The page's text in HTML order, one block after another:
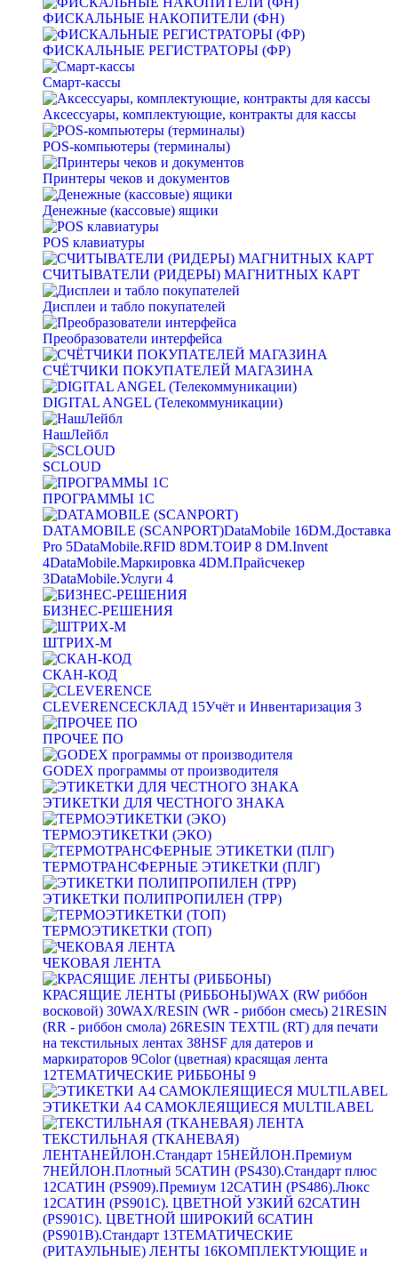
ФИСКАЛЬНЫЕ НАКОПИТЕЛИ (ФН)
ФИСКАЛЬНЫЕ РЕГИСТРАТОРЫ (ФР)
Смарт-кассы
Аксессуары, комплектующие, контракты для кассы
POS-компьютеры (терминалы)
Принтеры чеков и документов
Денежные (кассовые) ящики
POS клавиатуры
СЧИТЫВАТЕЛИ (РИДЕРЫ) МАГНИТНЫХ КАРТ
Дисплеи и табло покупателей
Преобразователи интерфейса
СЧЁТЧИКИ ПОКУПАТЕЛЕЙ МАГАЗИНА
DIGITAL ANGEL (Телекоммуникации)
НашЛейбл
SCLOUD
ПРОГРАММЫ 1С
DATAMOBILE (SCANPORT)DataMobile 16DM.Доставка
Pro 5DataMobile.RFID 8DM.ТОИР 8 DM.Invent
4DataMobile.Маркировка 4DM.Прайсчекер
3DataMobile.Услуги 4
БИЗНЕС-РЕШЕНИЯ
ШТРИХ-М
СКАН-КОД
CLEVERENCEСКЛАД 15Учёт и Инвентаризация 3
ПРОЧЕЕ ПО
GODEX программы от производителя
ЭТИКЕТКИ ДЛЯ ЧЕСТНОГО ЗНАКА
ТЕРМОЭТИКЕТКИ (ЭКО)
ТЕРМОТРАНСФЕРНЫЕ ЭТИКЕТКИ (ПЛГ)
ЭТИКЕТКИ ПОЛИПРОПИЛЕН (TPP)
ТЕРМОЭТИКЕТКИ (ТОП)
ЧЕКОВАЯ ЛЕНТА
КРАСЯЩИЕ ЛЕНТЫ (РИББОНЫ)WAX (RW риббон
восковой) 30WAX/RESIN (WR - риббон смесь) 21RESIN
(RR - риббон смола) 26RESIN TEXTIL (RT) для печати
на текстильных лентах 38HSF для датеров и
маркираторов 9Color (цветная) красящая лента
12ТЕМАТИЧЕСКИЕ РИББОНЫ 9
ЭТИКЕТКИ А4 САМОКЛЕЯЩИЕСЯ MULTILABEL
ТЕКСТИЛЬНАЯ (ТКАНЕВАЯ)
ЛЕНТАНЕЙЛОН.Стандарт 15НЕЙЛОН.Премиум
7НЕЙЛОН.Плотный 5САТИН (PS430).Стандарт плюс
12САТИН (PS909).Премиум 12САТИН (PS486).Люкс
12САТИН (PS901C). ЦВЕТНОЙ УЗКИЙ 62САТИН
(PS901C). ЦВЕТНОЙ ШИРОКИЙ 6САТИН
(PS901B).Стандарт 13ТЕМАТИЧЕСКИЕ
(РИТАУЛЬНЫЕ) ЛЕНТЫ 16КОМПЛЕКТУЮЩИЕ и